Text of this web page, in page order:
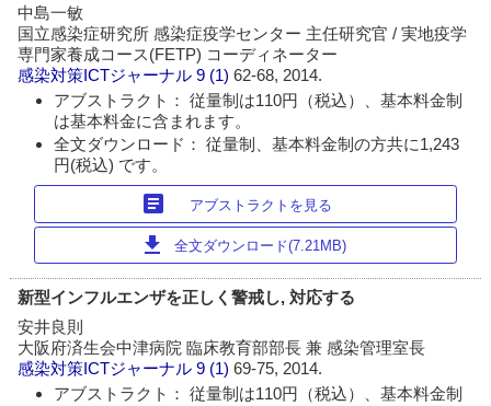
中島一敏
国立感染症研究所 感染症疫学センター 主任研究官 / 実地疫学
専門家養成コース(FETP) コーディネーター
感染対策ICTジャーナル 9 (1)62-68, 2014.
アブストラクト： 従量制は110円（税込）、基本料金制
は基本料金に含まれます。
全文ダウンロード： 従量制、基本料金制の方共に1,243
円(税込) です。
article アブストラクトを見る
download 全文ダウンロード(7.21MB)
新型インフルエンザを正しく警戒し, 対応する
安井良則
大阪府済生会中津病院 臨床教育部部長 兼 感染管理室長
感染対策ICTジャーナル 9 (1)69-75, 2014.
アブストラクト： 従量制は110円（税込）、基本料金制